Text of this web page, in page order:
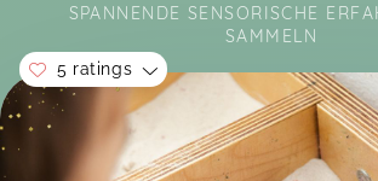
SPANNENDE SENSORISCHE
SAMMELN
Soon you will learn more about me
5 ratings
Jenny, Mar 15